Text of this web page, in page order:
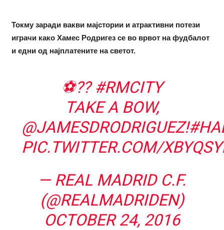
Замена за Влаховиќ: Напаѓачот на Манчестер доаѓа во Јувентус!
УЕФА повторно се заканува со бојкот на турнирите на ФИФА
Токму заради вакви мајстории и атрактивни потези
играчи како Хамес Родригез се во врвот на фудбалот
и едни од најплатените на светот.
⚽??#RMCITY
TAKE A BOW,
@JAMESDRODRIGUEZ!
PIC.TWITTER.COM/
— REAL MADRID C.F.
(@REALMADRIDEN)
OCTOBER 24, 2016